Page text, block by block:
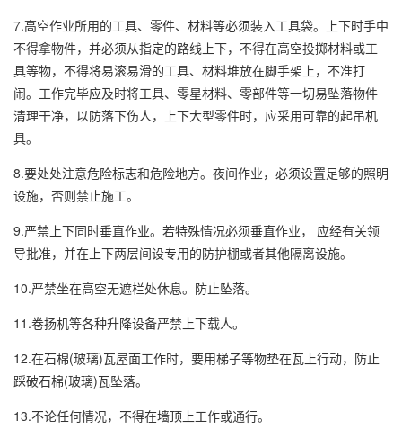
7.高空作业所用的工具、零件、材料等必须装入工具袋。上下时手中
不得拿物件，并必须从指定的路线上下，不得在高空投掷材料或工
具等物，不得将易滚易滑的工具、材料堆放在脚手架上，不准打
闹。工作完毕应及时将工具、零星材料、零部件等一切易坠落物件
清理干净，以防落下伤人，上下大型零件时，应采用可靠的起吊机
具。
8.要处处注意危险标志和危险地方。夜间作业，必须设置足够的照明
设施，否则禁止施工。
9.严禁上下同时垂直作业。若特殊情况必须垂直作业， 应经有关领
导批准，并在上下两层间设专用的防护棚或者其他隔离设施。
10.严禁坐在高空无遮栏处休息。防止坠落。
11.卷扬机等各种升降设备严禁上下载人。
12.在石棉(玻璃)瓦屋面工作时，要用梯子等物垫在瓦上行动，防止
踩破石棉(玻璃)瓦坠落。
13.不论任何情况，不得在墙顶上工作或通行。